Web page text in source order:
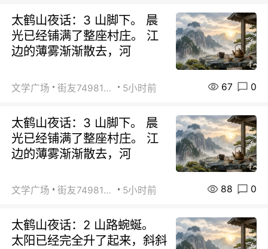
太鹤山夜话：3 山脚下。 晨
光已经铺满了整座村庄。 江
边的薄雾渐渐散去，河
文学广场 街友74981146 5小时前 67 0
太鹤山夜话：3 山脚下。 晨
光已经铺满了整座村庄。 江
边的薄雾渐渐散去，河
文学广场 街友74981146 5小时前 88 0
太鹤山夜话：2 山路蜿蜒。
太阳已经完全升了起来，斜斜